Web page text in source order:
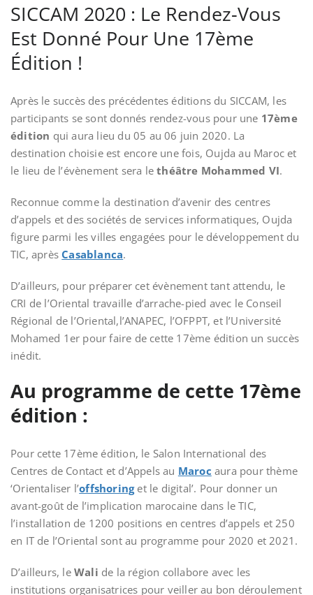
SICCAM 2020 : Le Rendez-Vous
Est Donné Pour Une 17ème
Édition !
Après le succès des précédentes éditions du SICCAM, les
participants se sont donnés rendez-vous pour une 17ème
édition qui aura lieu du 05 au 06 juin 2020. La
destination choisie est encore une fois, Oujda au Maroc et
le lieu de l’évènement sera lethéâtre Mohammed VI.
Reconnue comme la destination d’avenir des centres
d’appels et des sociétés de services informatiques, Oujda
figure parmi les villes engagées pour le développement du
TIC, après Casablanca.
D’ailleurs, pour préparer cet évènement tant attendu, le
CRI de l’Oriental travaille d’arrache-pied avec le Conseil
Régional de l’Oriental,l’ANAPEC, l’OFPPT, et l’Université
Mohamed 1er pour faire de cette 17ème édition un succès
inédit.
Au programme de cette 17ème
édition :
Pour cette 17ème édition, le Salon International des
Centres de Contact et d’Appels au Maroc aura pour thème
‘Orientaliser l’offshoring et le digital’. Pour donner un
avant-goût de l’implication marocaine dans le TIC,
l’installation de 1200 positions en centres d’appels et 250
en IT de l’Oriental sont au programme pour 2020 et 2021.
D’ailleurs, le Wali de la région collabore avec les
institutions organisatrices pour veiller au bon déroulement